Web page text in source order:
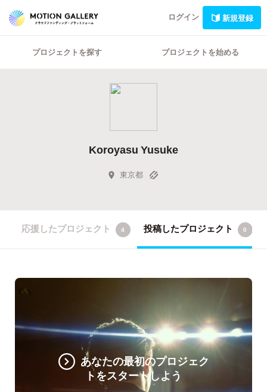
ログイン 新規登録
プロジェクトを探す プロジェクトを始める
Koroyasu Yusuke
東京都
応援したプロジェクト 4 投稿したプロジェクト 0
あなたの最初のプロジェク
トをスタートしよう